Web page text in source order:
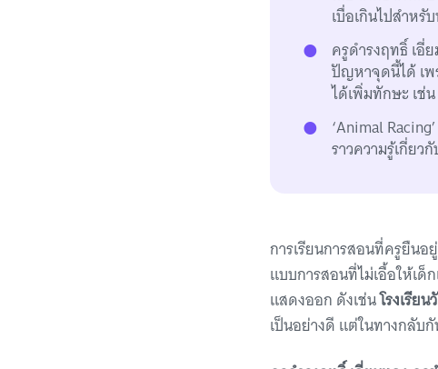
เบื่อเกินไปสำหรั
ครูดำรงฤทธิ์ เอี่
ปัญหาจุดนี้ได้ เพ
ได้เพิ่มทักษะ เช่
‘Animal
ราวความรู้เกี่ยว
การเรียนการสอนที่ครูยืน
แบบการสอนที่ไม่เอื้อให้เด็
แสดงออก ดังเช่นโรงเรีย
เป็นอย่างดี แต่ในทางกลับ